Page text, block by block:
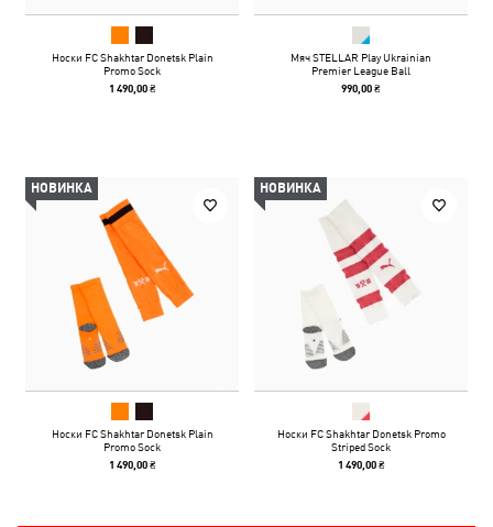
Носки FC Shakhtar Donetsk Plain
Promo Sock
1 490,00 ₴
Мяч STELLAR Play Ukrainian
Premier League Ball
990,00 ₴
НОВИНКА
Носки FC Shakhtar Donetsk Plain
Promo Sock
1 490,00 ₴
НОВИНКА
Носки FC Shakhtar Donetsk Promo
Striped Sock
1 490,00 ₴